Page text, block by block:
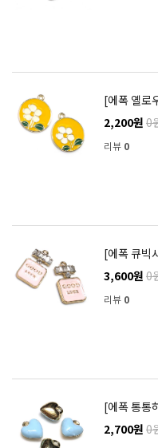
[에폭 옐로
2,200원 0
리뷰 0
[에폭 큐빅
3,600원 0
리뷰 0
[에폭 통통
2,700원 0